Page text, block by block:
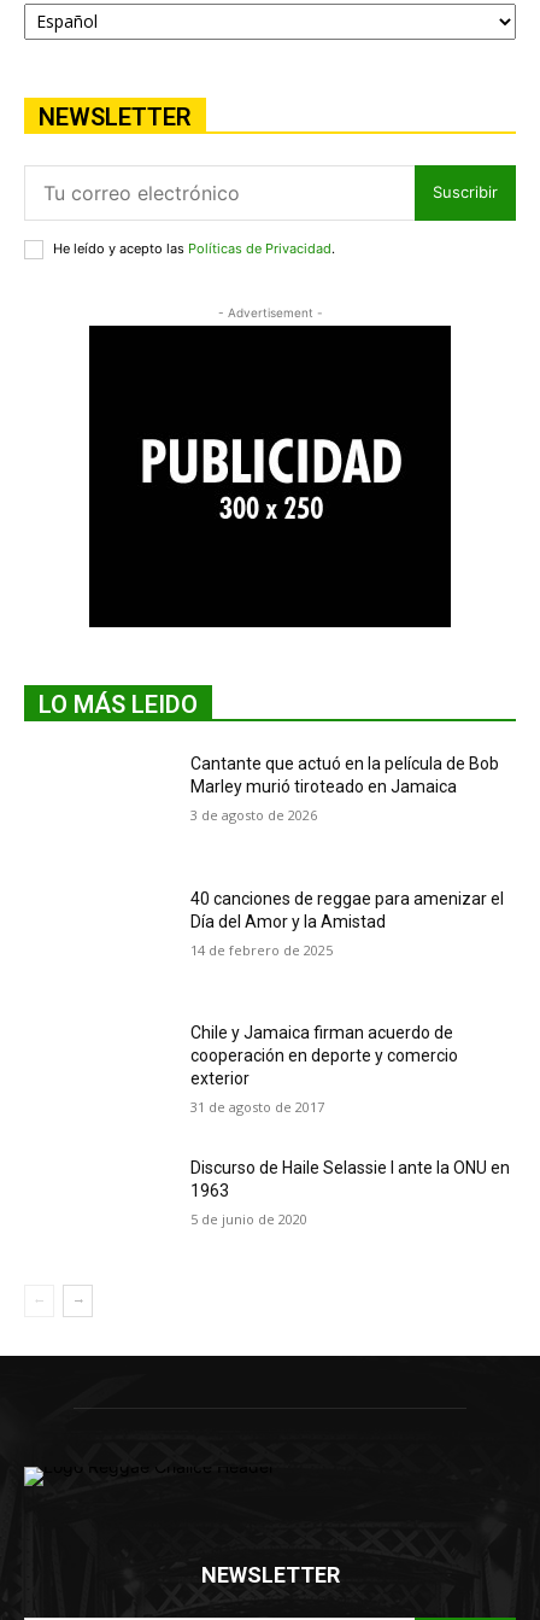
NEWSLETTER
Suscribir
He leído y acepto las Políticas de Privacidad.
- Advertisement -
LO MÁS LEIDO
Cantante que actuó en la película de Bob
Marley murió tiroteado en Jamaica
3 de agosto de 2026
40 canciones de reggae para amenizar el
Día del Amor y la Amistad
14 de febrero de 2025
Chile y Jamaica firman acuerdo de
cooperación en deporte y comercio
exterior
31 de agosto de 2017
Discurso de Haile Selassie I ante la ONU en
1963
5 de junio de 2020
NEWSLETTER